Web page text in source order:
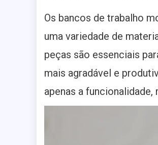
Os bancos de trabalho
uma variedade de
peças são essenciais
mais agradável e
apenas a